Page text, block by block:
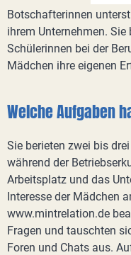
Botschafterinnen
ihrem Unternehmen.
Schülerinnen bei der
Mädchen ihre eigenen
Welche Aufgaben
Sie berieten zwei bis
während der
Arbeitsplatz und das
Interesse der Mädchen
www.mintrelation.de
Fragen und tauschten
Foren und Chats aus.